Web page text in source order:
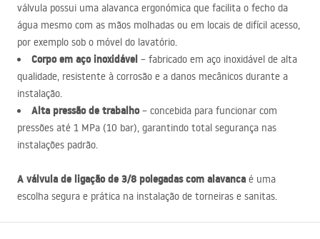
válvula possui uma alavanca ergonómica que facilita o fecho da
água mesmo com as mãos molhadas ou em locais de difícil acesso,
por exemplo sob o móvel do lavatório.
Corpo em aço inoxidável – fabricado em aço inoxidável de alta
qualidade, resistente à corrosão e a danos mecânicos durante a
instalação.
Alta pressão de trabalho– concebida para funcionar com
pressões até 1 MPa (10 bar), garantindo total segurança nas
instalações padrão.
A válvula de ligação de 3/8 polegadas com alavanca é uma
escolha segura e prática na instalação de torneiras e sanitas.